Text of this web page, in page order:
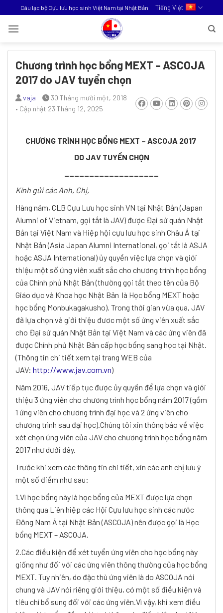
qua
nội
Câu lạc bộ Cựu lưu học sinh Việt Nam tại Nhật Bản Tiếng Việt
Chương trình học bổng MEXT – ASCOJA
2017 do JAV tuyển chọn
vaja
30 Tháng mười một, 2018
• Cập nhật 23 Tháng 12, 2025
CHƯƠNG TRÌNH HỌC BỔNG MEXT – ASCOJA 2017
DO JAV TUYỂN CHỌN
___________________
Kính gửi các Anh, Chị,
Hàng năm, CLB Cựu Lưu học sinh VN tại Nhật Bản (Japan
Alumni of Vietnam, gọi tắt là JAV) được Đại sứ quán Nhật
Bản tại Việt Nam và Hiệp hội cựu lưu học sinh Châu Á tại
Nhật Bản (Asia Japan Alumni International, gọi tắt là ASJA
hoặc ASJA International) ủy quyền việc lựa chọn và giới
thiệu một số ứng viên xuất sắc cho chương trình học bổng
của Chính phủ Nhật Bản (thường gọi tắt theo tên của Bộ
Giáo dục và Khoa học Nhật Bản là Học bổng MEXT hoặc
học bổng Monbukagakusho). Trong thời gian vừa qua, JAV
đã lựa chọn và giới thiệu đươc một số ứng viên xuất sắc
cho Đại sứ quán Nhật Bản tại Việt Nam và các ứng viên đã
được Chính phủ Nhật Bản cấp học bổng sang học tại Nhật.
(Thông tin chi tiết xem tại trang WEB của
JAV: http://www.jav.com.vn)
Năm 2016, JAV tiếp tục được ủy quyền để lựa chọn và giới
thiệu 3 ứng viên cho chương trình học bổng năm 2017 (gồm
1 ứng viên cho chương trình đại học và 2 ứng viên cho
chương trình sau đại học).Chúng tôi xin thông báo về việc
xét chọn ứng viên của JAV cho chương trình học bổng năm
2017 như dưới đây.
Trước khi xem các thông tin chi tiết, xin các anh chị lưu ý
một số điểm như sau:
1.Vì học bổng này là học bổng của MEXT được lựa chọn
thông qua Liên hiệp các Hội Cựu lưu học sinh các nước
Đông Nam Á tại Nhật Bản (ASCOJA) nên được gọi là Học
bổng MEXT – ASCOJA.
2.Các điều kiện để xét tuyển ứng viên cho học bổng này
giống như đối với các ứng viên thông thường của học bổng
MEXT. Tuy nhiên, do đặc thù ứng viên là do ASCOJA nói
chung và JAV nói riêng giới thiệu, có một số điều kiện và
tiêu chí bổ sung đối với các ứng viên.Vì vậy, khi xem điều